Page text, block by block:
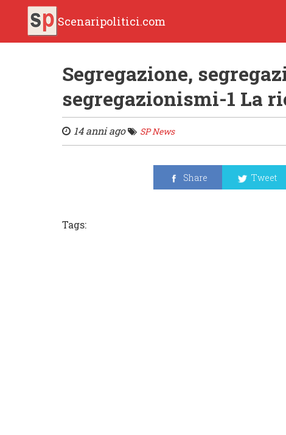
Scenaripolitici.com
Segregazione,
segregazionismi-1 La
14 anni ago SP News
Share Tweet
Tags: